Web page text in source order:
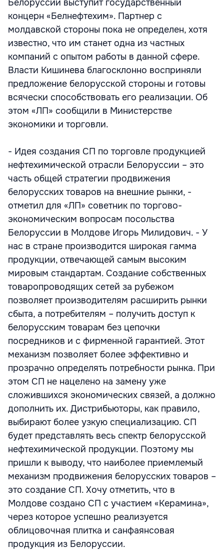
Белоруссии выступит государственный
концерн «Белнефтехим». Партнер с
молдавской стороны пока не определен, хотя
известно, что им станет одна из частных
компаний с опытом работы в данной сфере.
Власти Кишинева благосклонно восприняли
предложение белорусской стороны и готовы
всячески способствовать его реализации. Об
этом «ЛП» сообщили в Министерстве
экономики и торговли.
- Идея создания СП по торговле продукцией
нефтехимической отрасли Белоруссии – это
часть общей стратегии продвижения
белорусских товаров на внешние рынки, -
отметил для «ЛП» советник по торгово-
экономическим вопросам посольства
Белоруссии в Молдове Игорь Милидович. - У
нас в стране производится широкая гамма
продукции, отвечающей самым высоким
мировым стандартам. Создание собственных
товаропроводящих сетей за рубежом
позволяет производителям расширить рынки
сбыта, а потребителям – получить доступ к
белорусским товарам без цепочки
посредников и с фирменной гарантией. Этот
механизм позволяет более эффективно и
прозрачно определять потребности рынка. При
этом СП не нацелено на замену уже
сложившихся экономических связей, а должно
дополнить их. Дистрибьюторы, как правило,
выбирают более узкую специализацию. СП
будет представлять весь спектр белорусской
нефтехимической продукции. Поэтому мы
пришли к выводу, что наиболее приемлемый
механизм продвижения белорусских товаров –
это создание СП. Хочу отметить, что в
Молдове создано СП с участием «Керамина»,
через которое успешно реализуется
облицовочная плитка и санфаянсовая
продукция из Белоруссии.